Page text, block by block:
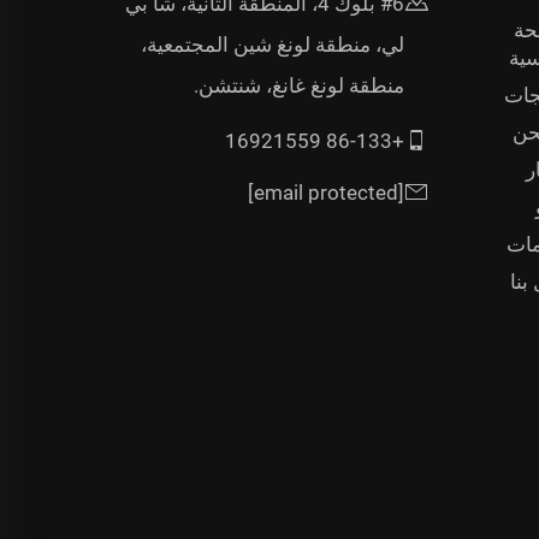
لي، منطقة لونغ شين المجتمعية،
منطقة لونغ غانغ، شنتشن.
+86-133 16921559
[email protected]